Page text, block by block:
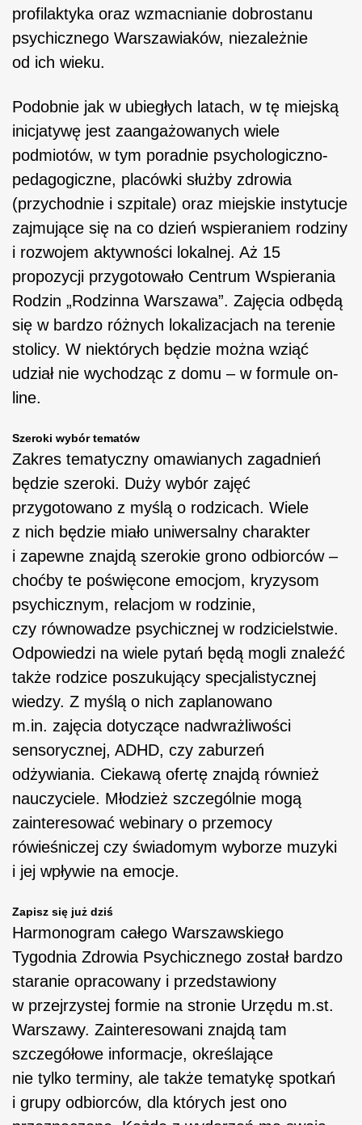
profilaktyka oraz wzmacnianie dobrostanu
psychicznego Warszawiaków, niezależnie
od ich wieku.
Podobnie jak w ubiegłych latach, w tę miejską
inicjatywę jest zaangażowanych wiele
podmiotów, w tym poradnie psychologiczno-
pedagogiczne, placówki służby zdrowia
(przychodnie i szpitale) oraz miejskie instytucje
zajmujące się na co dzień wspieraniem rodziny
i rozwojem aktywności lokalnej. Aż 15
propozycji przygotowało Centrum Wspierania
Rodzin „Rodzinna Warszawa”. Zajęcia odbędą
się w bardzo różnych lokalizacjach na terenie
stolicy. W niektórych będzie można wziąć
udział nie wychodząc z domu – w formule on-
line.
Szeroki wybór tematów
Zakres tematyczny omawianych zagadnień
będzie szeroki. Duży wybór zajęć
przygotowano z myślą o rodzicach. Wiele
z nich będzie miało uniwersalny charakter
i zapewne znajdą szerokie grono odbiorców –
choćby te poświęcone emocjom, kryzysom
psychicznym, relacjom w rodzinie,
czy równowadze psychicznej w rodzicielstwie.
Odpowiedzi na wiele pytań będą mogli znaleźć
także rodzice poszukujący specjalistycznej
wiedzy. Z myślą o nich zaplanowano
m.in. zajęcia dotyczące nadwrażliwości
sensorycznej, ADHD, czy zaburzeń
odżywiania. Ciekawą ofertę znajdą również
nauczyciele. Młodzież szczególnie mogą
zainteresować webinary o przemocy
rówieśniczej czy świadomym wyborze muzyki
i jej wpływie na emocje.
Zapisz się już dziś
Harmonogram całego Warszawskiego
Tygodnia Zdrowia Psychicznego został bardzo
staranie opracowany i przedstawiony
w przejrzystej formie na stronie Urzędu m.st.
Warszawy. Zainteresowani znajdą tam
szczegółowe informacje, określające
nie tylko terminy, ale także tematykę spotkań
i grupy odbiorców, dla których jest ono